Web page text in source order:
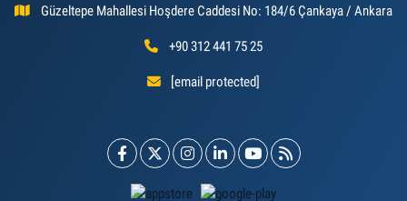
Güzeltepe Mahallesi Hoşdere Caddesi No: 184/6 Çankaya / Ankara
+90 312 441 75 25
[email protected]